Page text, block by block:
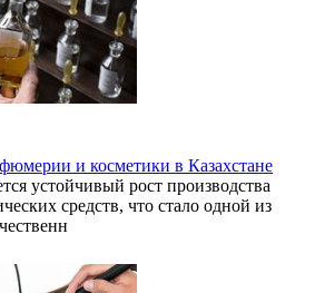
и косметики в Казахстане
устойчивый рост производства
средств, что стало одной из